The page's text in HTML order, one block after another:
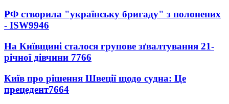
РФ створила "українську бригаду" з полонених
- ISW9946
На Київщині сталося групове зґвалтування 21-
річної дівчини 7766
Київ про рішення Швеції щодо судна: Це
прецедент7664